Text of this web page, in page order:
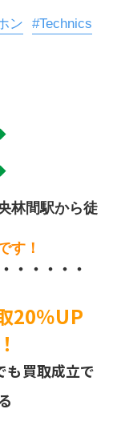
ン
#Technics
林間駅から徒
す！
・・・・・
20％UP
も買取成立で